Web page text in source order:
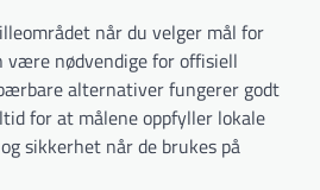
når du velger mål for
nødvendige for offisiell
alternativer fungerer godt
for at målene oppfyller lokale
sikkerhet når de brukes på